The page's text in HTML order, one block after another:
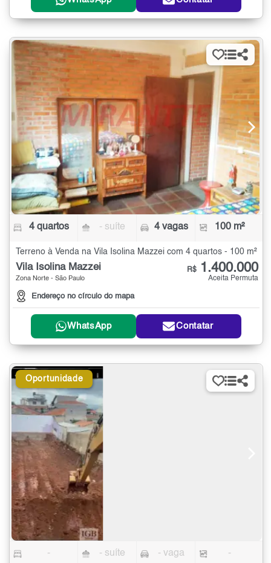
4 quartos - suíte 4 vagas 100 m²
Terreno à Venda na Vila Isolina Mazzei com 4 quartos - 100 m²
Vila Isolina Mazzei
Zona Norte - São Paulo
Endereço no círculo do mapa
R$ 1.400.000
Aceita Permuta
WhatsApp Contatar
Oportunidade
- - suíte - vaga -